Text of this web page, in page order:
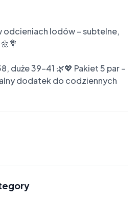
odcieniach lodów – subtelne,
duże 39-41 🌿💖 Pakiet 5 par –
dodatek do codziennych